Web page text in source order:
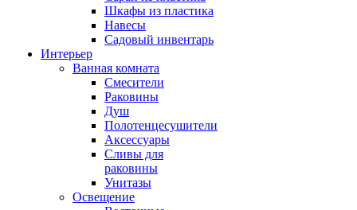
Шкафы из пластика
Навесы
Садовый инвентарь
Интерьер
Ванная комната
Смесители
Раковины
Душ
Полотенцесушители
Аксессуары
Сливы для
раковины
Унитазы
Освещение